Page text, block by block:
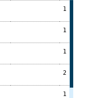
1
1
1
2
1